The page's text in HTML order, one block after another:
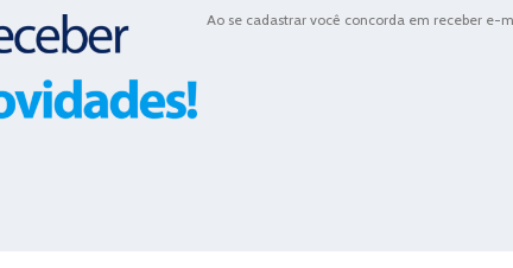
Ao se cadastrar você concorda em receber e-